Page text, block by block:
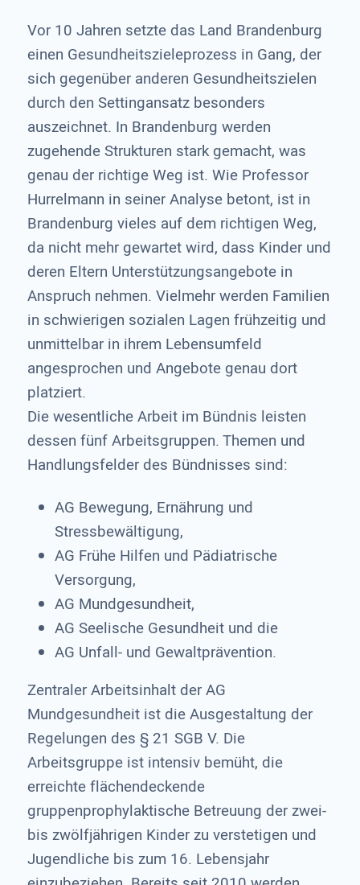
Vor 10 Jahren setzte das Land Brandenburg
einen Gesundheitszieleprozess in Gang, der
sich gegenüber anderen Gesundheitszielen
durch den Settingansatz besonders
auszeichnet. In Brandenburg werden
zugehende Strukturen stark gemacht, was
genau der richtige Weg ist. Wie Professor
Hurrelmann in seiner Analyse betont, ist in
Brandenburg vieles auf dem richtigen Weg,
da nicht mehr gewartet wird, dass Kinder und
deren Eltern Unterstützungsangebote in
Anspruch nehmen. Vielmehr werden Familien
in schwierigen sozialen Lagen frühzeitig und
unmittelbar in ihrem Lebensumfeld
angesprochen und Angebote genau dort
platziert.
Die wesentliche Arbeit im Bündnis leisten
dessen fünf Arbeitsgruppen. Themen und
Handlungsfelder des Bündnisses sind:
AG Bewegung, Ernährung und
Stressbewältigung,
AG Frühe Hilfen und Pädiatrische
Versorgung,
AG Mundgesundheit,
AG Seelische Gesundheit und die
AG Unfall- und Gewaltprävention.
Zentraler Arbeitsinhalt der AG
Mundgesundheit ist die Ausgestaltung der
Regelungen des § 21 SGB V. Die
Arbeitsgruppe ist intensiv bemüht, die
erreichte flächendeckende
gruppenprophylaktische Betreuung der zwei-
bis zwölfjährigen Kinder zu verstetigen und
Jugendliche bis zum 16. Lebensjahr